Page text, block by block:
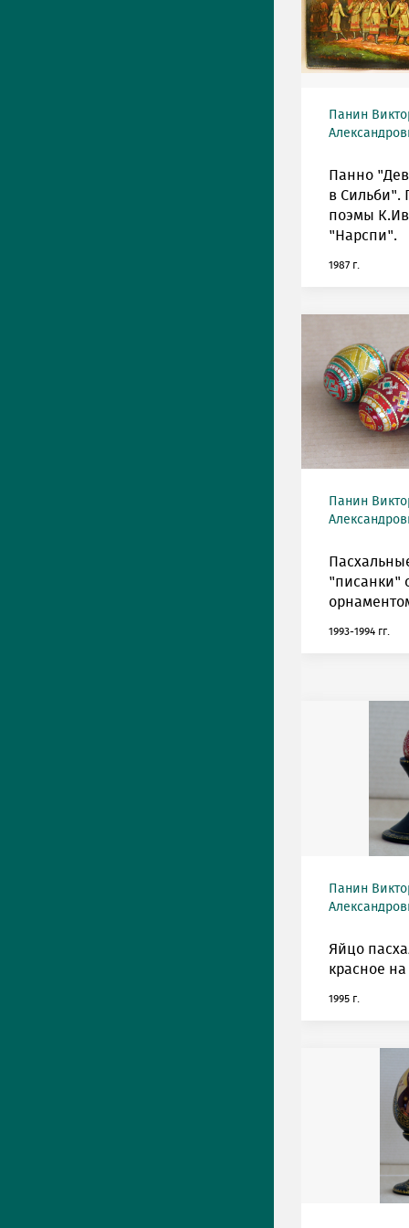
Панин
Панно
в Сильби".
поэмы
"Нарспи".
1987 г.
Панин
"писанки"
1993-1994 гг.
Панин
Яйцо
красное
1995 г.